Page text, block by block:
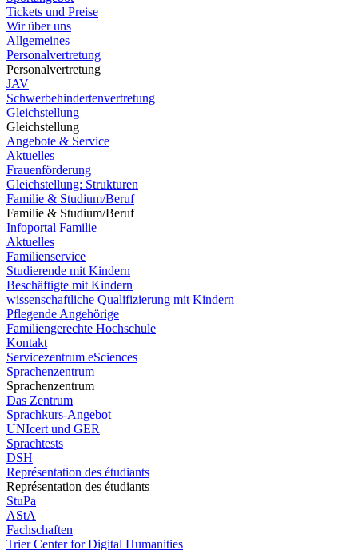
Tickets und Preise
Wir über uns
Allgemeines
Personalvertretung
Personalvertretung
JAV
Schwerbehindertenvertretung
Gleichstellung
Gleichstellung
Angebote & Service
Aktuelles
Frauenförderung
Gleichstellung: Strukturen
Familie & Studium/Beruf
Familie & Studium/Beruf
Infoportal Familie
Aktuelles
Familienservice
Studierende mit Kindern
Beschäftigte mit Kindern
wissenschaftliche Qualifizierung mit Kindern
Pflegende Angehörige
Familiengerechte Hochschule
Kontakt
Servicezentrum eSciences
Sprachenzentrum
Sprachenzentrum
Das Zentrum
Sprachkurs-Angebot
UNIcert und GER
Sprachtests
DSH
Représentation des étudiants
Représentation des étudiants
StuPa
AStA
Fachschaften
Trier Center for Digital Humanities